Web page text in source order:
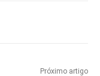
Próximo artigo